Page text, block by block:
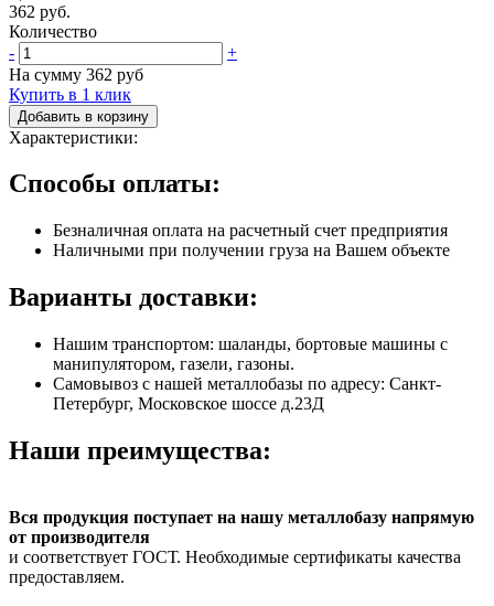
362 руб.
Количество
-
+
На сумму 362 руб
Купить в 1 клик
Добавить в корзину
Характеристики:
Способы оплаты:
Безналичная оплата на расчетный счет предприятия
Наличными при получении груза на Вашем объекте
Варианты доставки:
Нашим транспортом: шаланды, бортовые машины с
манипулятором, газели, газоны.
Самовывоз с нашей металлобазы по адресу: Санкт-
Петербург, Московское шоссе д.23Д
Наши преимущества:
Вся продукция поступает на нашу металлобазу напрямую
от производителя
и соответствует ГОСТ. Необходимые сертификаты качества
предоставляем.